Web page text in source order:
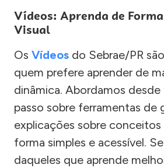
Vídeos: Aprenda de
Visual
Os Vídeos do Sebrae/PR
quem prefere aprender de
dinâmica. Abordamos
passo sobre ferramentas de
explicações sobre
forma simples e acessível.
daqueles que aprende